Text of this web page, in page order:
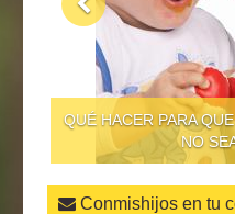
QUÉ HACER PARA
NO
Conmishijos en tu